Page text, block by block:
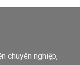
chuyên nghiệp,